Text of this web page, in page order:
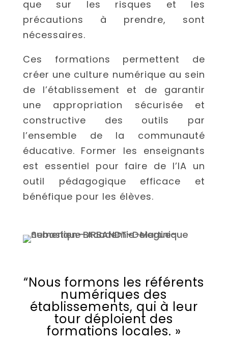
que sur les risques et les
précautions à prendre, sont
nécessaires.
Ces formations permettent de
créer une culture numérique au sein
de l’établissement et de garantir
une appropriation sécurisée et
constructive des outils par
l’ensemble de la communauté
éducative. Former les enseignants
est essentiel pour faire de l’IA un
outil pédagogique efficace et
bénéfique pour les élèves.
“Nous formons les référents
numériques des
établissements, qui à leur
tour déploient des
formations locales. »